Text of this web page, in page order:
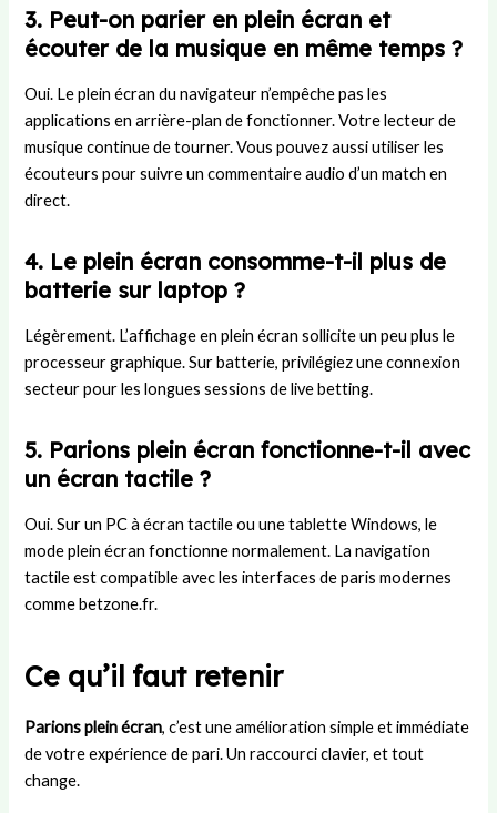
3. Peut-on parier en plein écran et
écouter de la musique en même temps ?
Oui. Le plein écran du navigateur n’empêche pas les
applications en arrière-plan de fonctionner. Votre lecteur de
musique continue de tourner. Vous pouvez aussi utiliser les
écouteurs pour suivre un commentaire audio d’un match en
direct.
4. Le plein écran consomme-t-il plus de
batterie sur laptop ?
Légèrement. L’affichage en plein écran sollicite un peu plus le
processeur graphique. Sur batterie, privilégiez une connexion
secteur pour les longues sessions de live betting.
5. Parions plein écran fonctionne-t-il avec
un écran tactile ?
Oui. Sur un PC à écran tactile ou une tablette Windows, le
mode plein écran fonctionne normalement. La navigation
tactile est compatible avec les interfaces de paris modernes
comme betzone.fr.
Ce qu’il faut retenir
Parions plein écran, c’est une amélioration simple et immédiate
de votre expérience de pari. Un raccourci clavier, et tout
change.